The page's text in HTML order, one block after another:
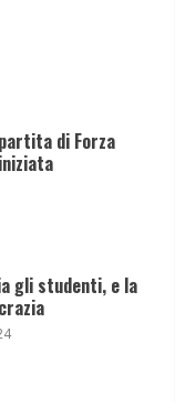
di Forza
gli studenti, e la